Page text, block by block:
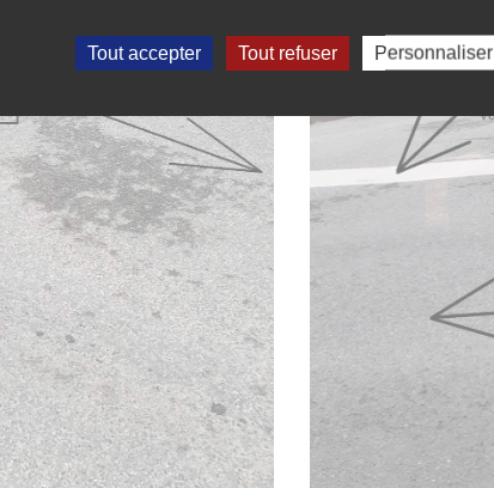
Tout accepter Tout refuser Personnaliser